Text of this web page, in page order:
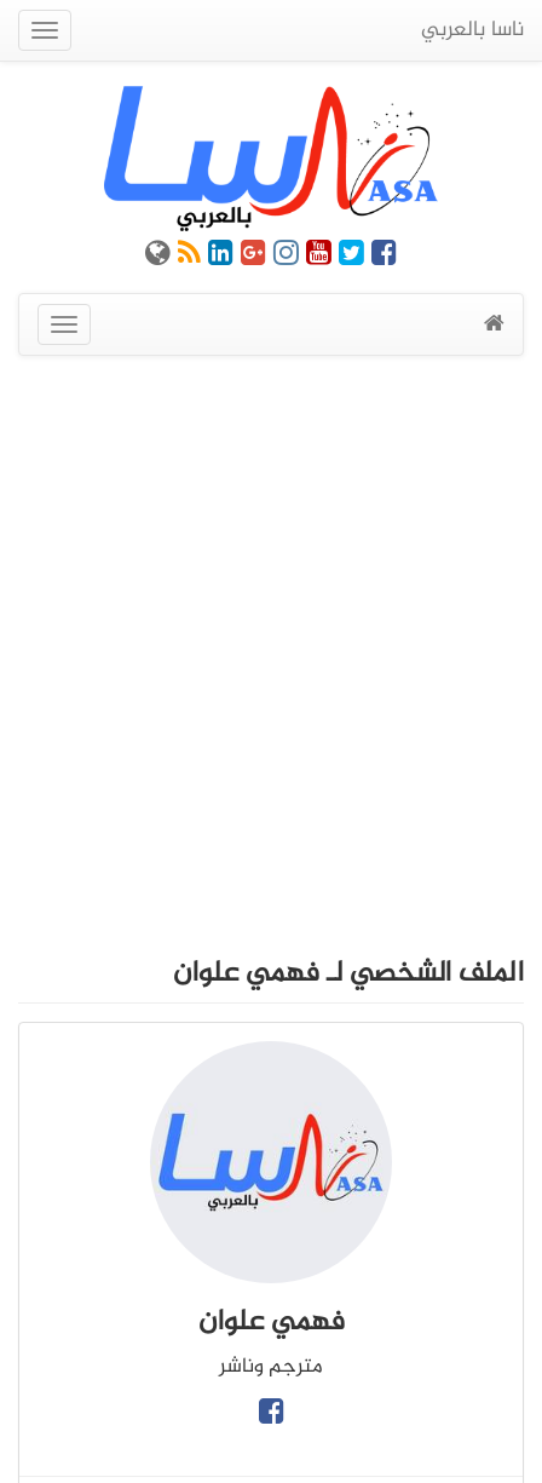
ناسا بالعربي
عرض
القائمة
الملف الشخصي لـ فهمي علوان
فهمي علوان
مترجم وناشر